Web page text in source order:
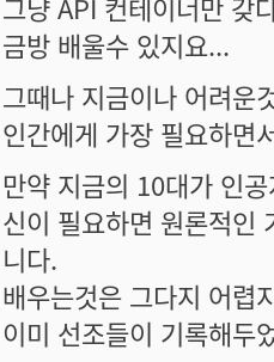
금방 배울수 있지요...
그때나 지금이나 어려운
인간에게 가장 필요하면
만약 지금의 10대가 인
신이 필요하면 원론적인
니다.
배우는것은 그다지 어렵
이미 선조들이 기록해두